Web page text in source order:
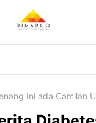
Ini ada Camilan